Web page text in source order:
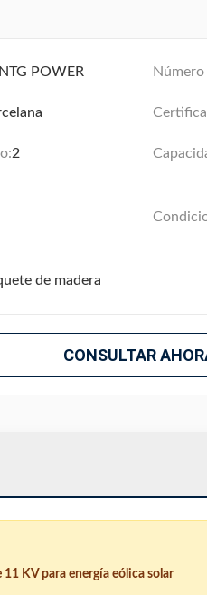
POWER
2
de madera
CONSULTAR
11 KV para energía eólica solar